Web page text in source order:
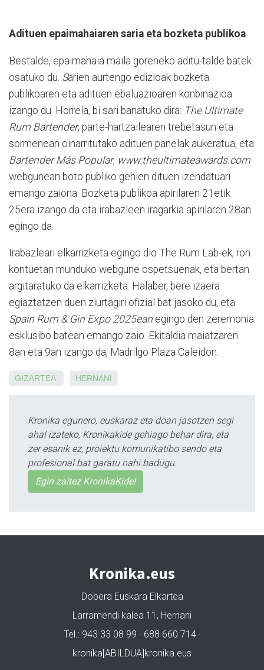
Adituen epaimahaiaren saria eta bozketa publikoa
Bestalde, epaimahaia maila goreneko aditu-talde batek
osatuko du. Sarien aurtengo edizioak bozketa
publikoaren eta adituen ebaluazioaren konbinazioa
izango du. Horrela, bi sari banatuko dira: The Ultimate
Rum Bartender, parte-hartzailearen trebetasun eta
sormenean oinarritutako adituen panelak aukeratua, eta
Bartender Más Popular, www.theultimateawards.com
webgunean boto publiko gehien dituen izendatuari
emango zaiona. Bozketa publikoa apirilaren 21etik
25era izango da eta irabazleen iragarkia apirilaren 28an
egingo da.
Irabazleari elkarrizketa egingo dio The Rum Lab-ek, ron
kontuetan munduko webgune ospetsuenak, eta bertan
argitaratuko da elkarrizketa. Halaber, bere izaera
egiaztatzen duen ziurtagiri ofizial bat jasoko du, eta
Spain Rum & Gin Expo 2025ean egingo den zeremonia
esklusibo batean emango zaio. Ekitaldia maiatzaren
8an eta 9an izango da, Madrilgo Plaza Caleidon.
GIZARTEA HERNANI
Kronika egunero, euskaraz eta doan jasotzen segi
ahal izateko, Kronikakide gehiago behar dira, eta
zer esanik ez, proiektu komunikatibo sendo eta
profesional bat garatu nahi badugu.
Egin zaitez KronikaKide!
Kronika.eus
Dobera Euskara Elkartea
Larramendi kalea 11, Hernani
Tel.: 943 33 08 99 · 688 660 714 ·
kronika[ABILDUA]kronika.eus